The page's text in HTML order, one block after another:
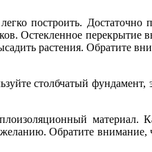
построить. Достаточно
Остекленное перекрытие
растения. Обратите
столбчатый
материал.
Обратите